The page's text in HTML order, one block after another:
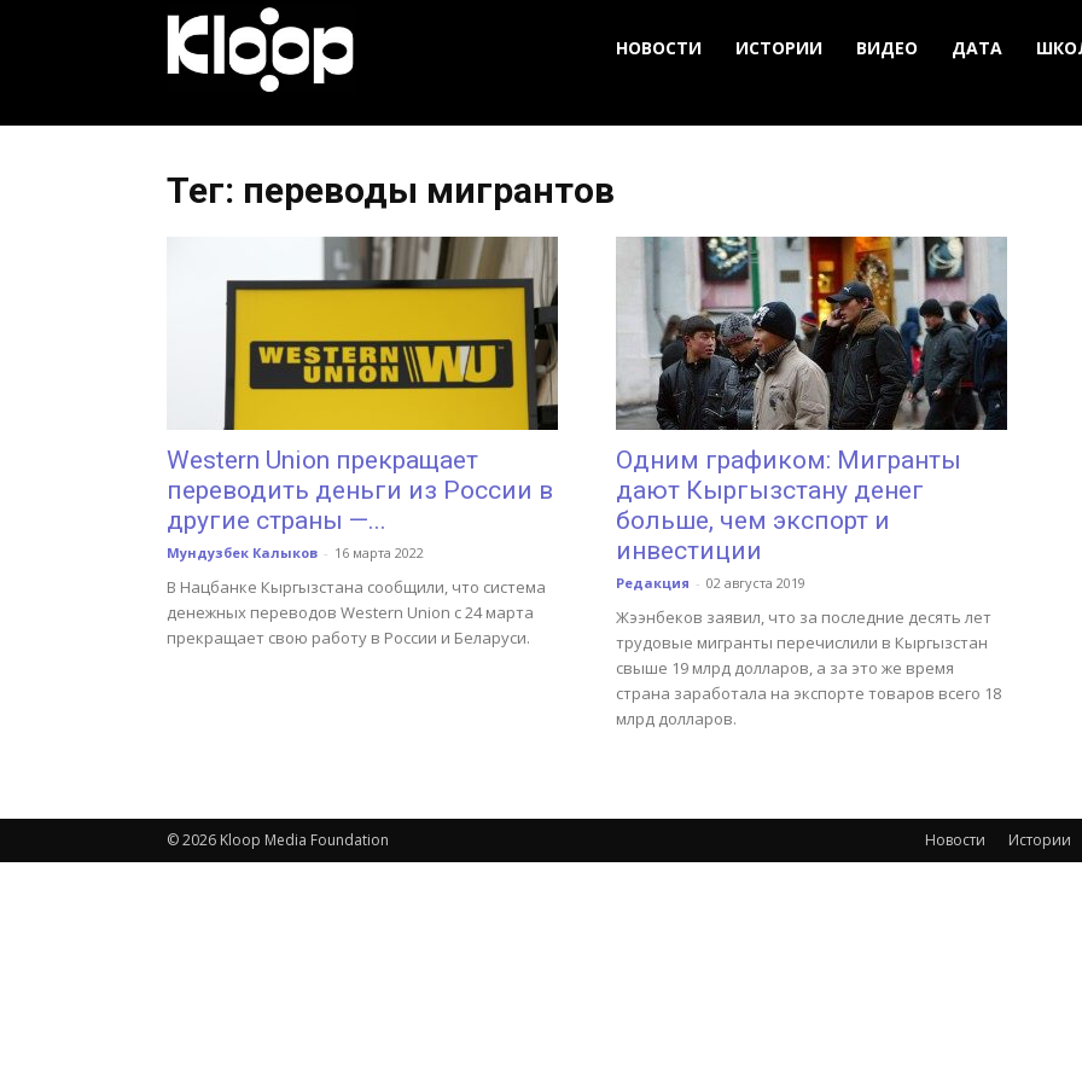
Новости
Кыргызстана
НОВОСТИ ИСТОРИИ ВИДЕО ДАТА
Тег: переводы мигрантов
Western Union прекращает
переводить деньги из России в
другие страны —...
Мундузбек Калыков - 16 марта 2022
В Нацбанке Кыргызстана сообщили, что система
денежных переводов Western Union с 24 марта
прекращает свою работу в России и Беларуси.
Одним графиком: Мигранты
дают Кыргызстану денег
больше, чем экспорт и
инвестиции
Редакция - 02 августа 2019
Жээнбеков заявил, что за последние десять лет
трудовые мигранты перечислили в Кыргызстан
свыше 19 млрд долларов, а за это же время
страна заработала на экспорте товаров всего 18
млрд долларов.
Новости Истории
© 2026 Kloop Media Foundation